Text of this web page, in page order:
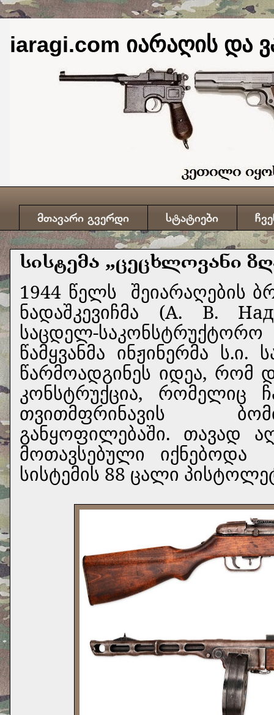
iaragi.com იარაღის და
მთავარი გვერდი სტატიები
სისტემა „ცეცხლოვანი
1944 წელს შეიარაღების
ნადაშკევიჩმა (А. В.
საცდელ-
წამყვანმა ინჟინერმა
წარმოადგინეს იდეა, რომ
კონსტრუქცია, რომელიც
თვითმფრინავის
განყოფილებაში. თავად
მოთავსებული იქნებოდა
სისტემის 88 ცალი